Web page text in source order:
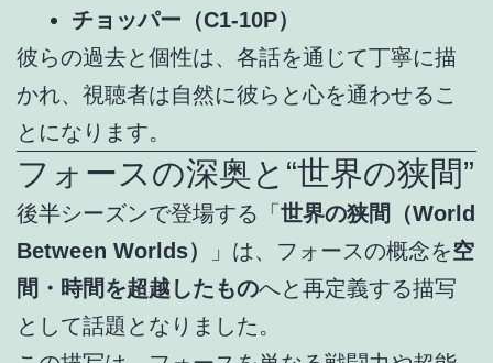
チョッパー（C1-10P）
彼らの過去と個性は、各話を通じて丁寧に描
かれ、視聴者は自然に彼らと心を通わせるこ
とになります。
フォースの深奥と“世界の狭間”
後半シーズンで登場する「世界の狭間（World
Between Worlds）
」は、フォースの概念を空
間・時間を超越したものへと再定義する描写
として話題となりました。